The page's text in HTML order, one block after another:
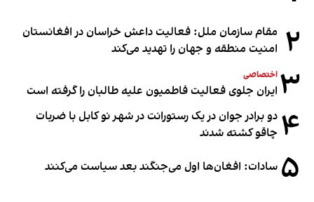
۲ مقام سازمان ملل: فعالیت داعش خراسان در افغانستان
امنیت منطقه و جهان را تهدید می‌کند
۳ اختصاصی
ایران جلوی فعالیت فاطمیون علیه طالبان را گرفته است
۴ دو برادر جوان در یک رستورانت در شهر نو کابل با ضربات
چاقو کشته شدند
۵ سادات: افغان‌ها اول می‌جنگند بعد سیاست می‌کنند